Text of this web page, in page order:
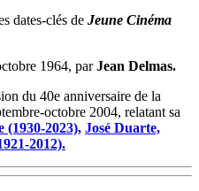
dates-clés de Jeune Cinéma
1964, parJean Delmas.
du 40e anniversaire de la
octobre 2004, relatant sa
2023), José Duarte,
2012).